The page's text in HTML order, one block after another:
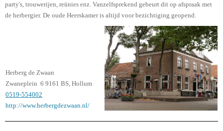
party's, trouwerijen, reünies enz. Vanzelfsprekend gebeurt dit op afspraak met
de herbergier. De oude Heerskamer is altijd voor bezichtiging geopend.
Herberg de Zwaan
Zwaneplein 6 9161 BS, Hollum
0519-554002
http://www.herbergdezwaan.nl/